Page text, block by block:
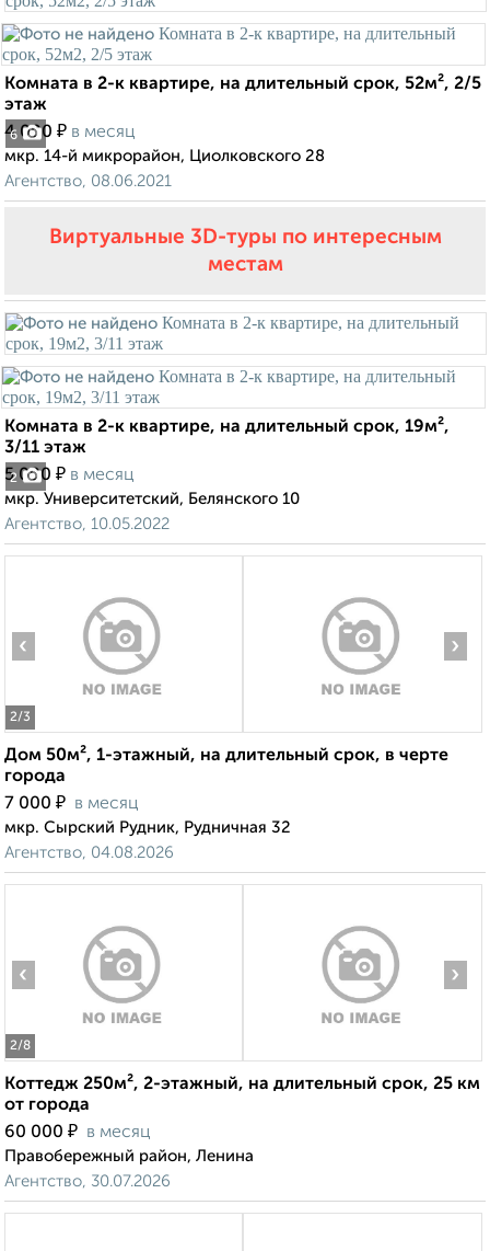
6
Комната в 2-к квартире, на длительный срок, 52м², 2/5
этаж
4 000 ₽ в месяц
мкр. 14-й микрорайон, Циолковского 28
Агентство, 08.06.2021
Виртуальные 3D-туры по интересным
местам
2
Комната в 2-к квартире, на длительный срок, 19м²,
3/11 этаж
5 000 ₽ в месяц
мкр. Университетский, Белянского 10
Агентство, 10.05.2022
2/3
‹ ›
Дом 50м², 1-этажный, на длительный срок, в черте
города
7 000 ₽ в месяц
мкр. Сырский Рудник, Рудничная 32
Агентство, 04.08.2026
2/8
‹ ›
Коттедж 250м², 2-этажный, на длительный срок, 25 км
от города
60 000 ₽ в месяц
Правобережный район, Ленина
Агентство, 30.07.2026